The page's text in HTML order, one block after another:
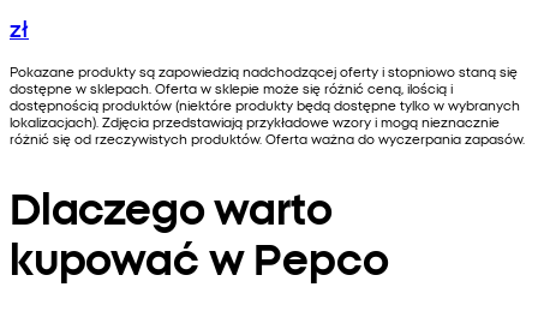
zł
Pokazane produkty są zapowiedzią nadchodzącej oferty i stopniowo staną się
dostępne w sklepach. Oferta w sklepie może się różnić ceną, ilością i
dostępnością produktów (niektóre produkty będą dostępne tylko w wybranych
lokalizacjach). Zdjęcia przedstawiają przykładowe wzory i mogą nieznacznie
różnić się od rzeczywistych produktów. Oferta ważna do wyczerpania zapasów.
Dlaczego warto
kupować w Pepco